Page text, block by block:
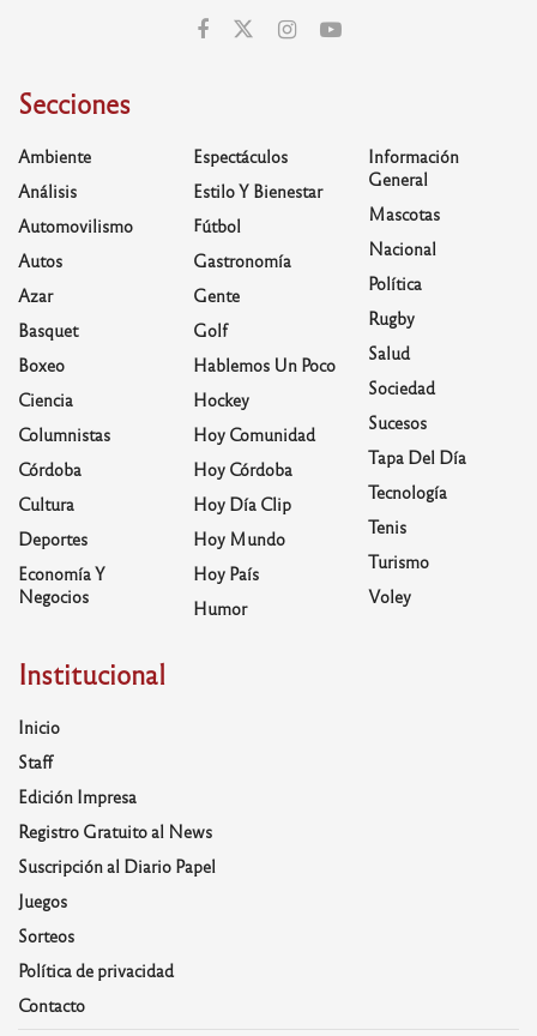
Secciones
Ambiente
Análisis
Automovilismo
Autos
Azar
Basquet
Boxeo
Ciencia
Columnistas
Córdoba
Cultura
Deportes
Economía Y
Negocios
Espectáculos
Estilo Y Bienestar
Fútbol
Gastronomía
Gente
Golf
Hablemos Un Poco
Hockey
Hoy Comunidad
Hoy Córdoba
Hoy Día Clip
Hoy Mundo
Hoy País
Humor
Información
General
Mascotas
Nacional
Política
Rugby
Salud
Sociedad
Sucesos
Tapa Del Día
Tecnología
Tenis
Turismo
Voley
Institucional
Inicio
Staff
Edición Impresa
Registro Gratuito al News
Suscripción al Diario Papel
Juegos
Sorteos
Política de privacidad
Contacto